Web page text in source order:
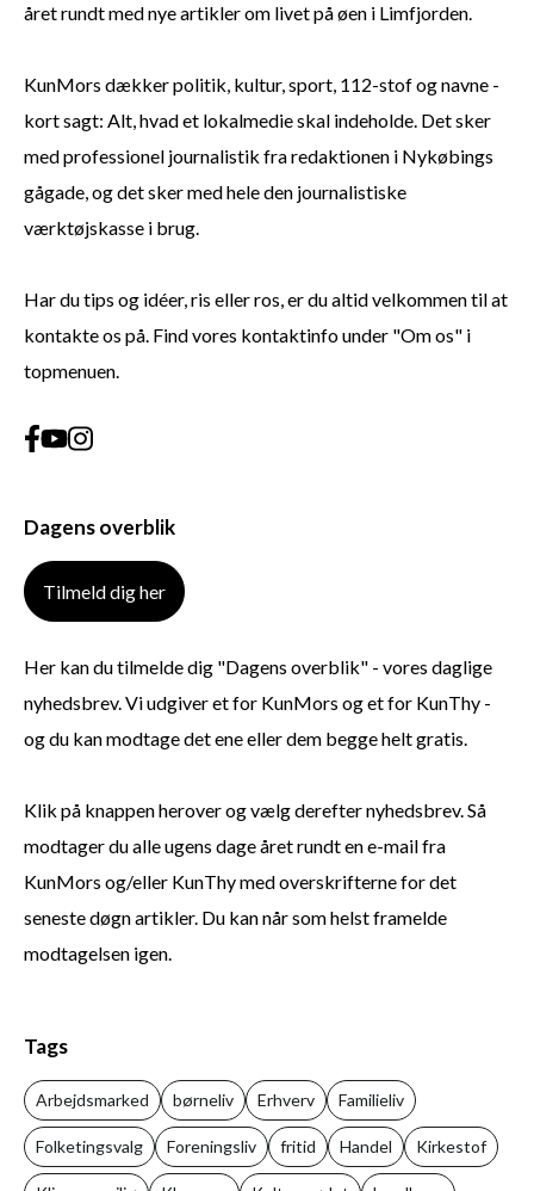
året rundt med nye artikler om livet på øen i Limfjorden.
KunMors dækker politik, kultur, sport, 112-stof og navne -
kort sagt: Alt, hvad et lokalmedie skal indeholde. Det sker
med professionel journalistik fra redaktionen i Nykøbings
gågade, og det sker med hele den journalistiske
værktøjskasse i brug.
Har du tips og idéer, ris eller ros, er du altid velkommen til at
kontakte os på. Find vores kontaktinfo under "Om os" i
topmenuen.
Dagens overblik
Tilmeld dig her
Her kan du tilmelde dig "Dagens overblik" - vores daglige
nyhedsbrev. Vi udgiver et for KunMors og et for KunThy -
og du kan modtage det ene eller dem begge helt gratis.
Klik på knappen herover og vælg derefter nyhedsbrev. Så
modtager du alle ugens dage året rundt en e-mail fra
KunMors og/eller KunThy med overskrifterne for det
seneste døgn artikler. Du kan når som helst framelde
modtagelsen igen.
Tags
Arbejdsmarked børneliv Erhverv Familieliv
Folketingsvalg Foreningsliv fritid Handel Kirkestof